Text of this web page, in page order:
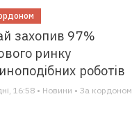
захопив 97%
ринку
роботів
16:58 • Новини • За кордоном